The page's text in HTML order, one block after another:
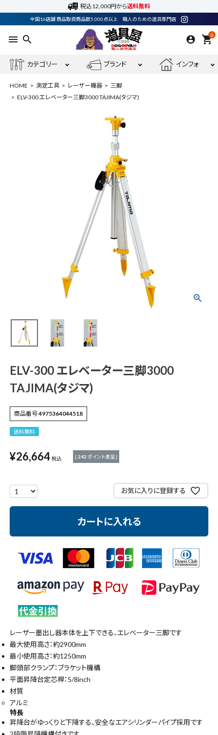
税込12,000円から送料無料
全国16店舗 商品取扱商品数5,000点以上 職人のための道具専門店
menu search 0
shopping_cart
カテゴリー ブランド インフォ
会員登録
最近閲覧した商品
ELV-300 エレベータ
ー三脚3000 TAJIM
作業工具・大工道具
測定工具・筆記具
コンテンツ
HOME 測定工具 レーザー機器
三脚
ELV-300 エレベーター三脚3000 TAJIMA(タジマ)
ELV-300 エレベーター三脚3000
TAJIMA(タジマ)
商品番号4975364044518
送料無料
¥26,664 税込 [ 242 ポイント進呈 ]
お気に入りに登録する
カートに入れる
レーザー墨出し器本体を上下できる、エレベーター三脚です
最大使用高さ：約2900mm
最小使用高さ：約1250mm
脚頭部クランプ：ブラケット機構
平面昇降台定芯桿：5/8inch
材質
アルミ
特長
昇降台がゆっくりと下降する、安全なエアシリンダーパイプ採用です